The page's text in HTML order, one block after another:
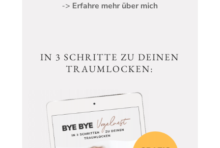
-> Erfahre mehr über mich
IN 3 SCHRITTE ZU DEINEN
TRAUMLOCKEN: